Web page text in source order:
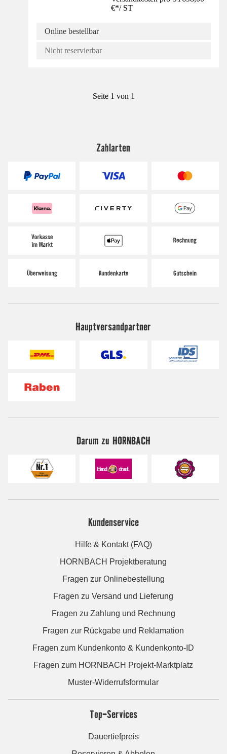
€*/ ST
Online bestellbar
Nicht reservierbar
Seite 1 von 1
Zahlarten
Hauptversandpartner
Darum zu HORNBACH
Kundenservice
Hilfe & Kontakt (FAQ)
HORNBACH Projektberatung
Fragen zur Onlinebestellung
Fragen zu Versand und Lieferung
Fragen zu Zahlung und Rechnung
Fragen zur Rückgabe und Reklamation
Fragen zum Kundenkonto & Kundenkonto-ID
Fragen zum HORNBACH Projekt-Marktplatz
Muster-Widerrufsformular
Top-Services
Dauertiefpreis